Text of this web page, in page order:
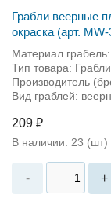
Грабли веерные
окраска (арт.
Материал
Тип товара: Грабли
Производитель
Вид граблей:
209 ₽
В наличии: 23 (шт)
- +